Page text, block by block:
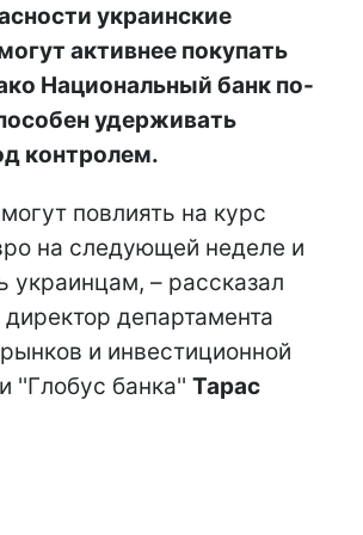
украинские
активнее покупать
Национальный банк по-
удерживать
контролем.
повлиять на курс
на следующей неделе и
украинцам, – рассказал
директор департамента
и инвестиционной
''Глобус банка'' Тарас